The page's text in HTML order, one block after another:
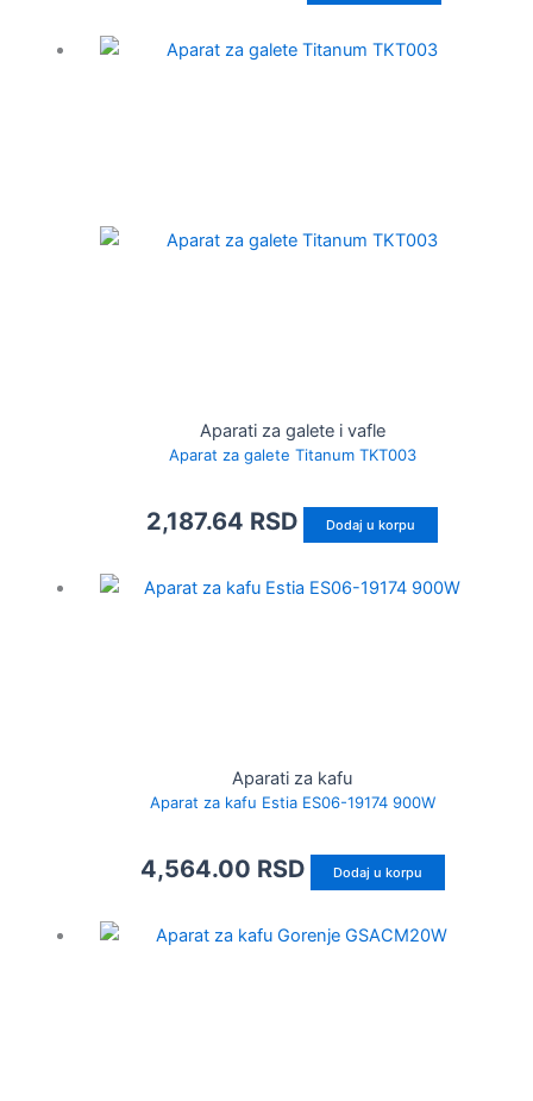
Aparati za galete i vafle
Aparat za galete Titanum TKT003
2,187.64 RSD Dodaj u korpu
Aparati za kafu
Aparat za kafu Estia ES06-19174 900W
4,564.00 RSD Dodaj u korpu